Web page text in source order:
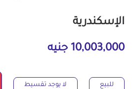
الإسكندرية
10,003,000 جنيه
للبيع لا يوجد تقسيط